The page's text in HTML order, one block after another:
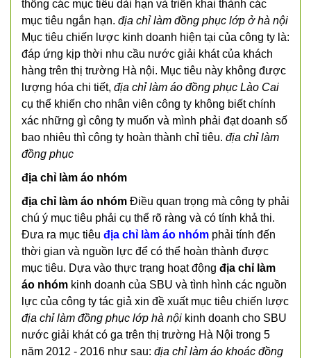
thống các mục tiêu dài hạn và triển khai thành các
mục tiêu ngắn hạn. địa chỉ làm đồng phục lớp ở hà nội
Mục tiêu chiến lược kinh doanh hiện tại của công ty là:
đáp ứng kịp thời nhu cầu nước giải khát của khách
hàng trên thị trường Hà nội. Mục tiêu này không được
lượng hóa chi tiết, địa chỉ làm áo đồng phục Lào Cai
cụ thể khiến cho nhân viên công ty không biết chính
xác những gì công ty muốn và mình phải đạt doanh số
bao nhiêu thì công ty hoàn thành chỉ tiêu. địa chỉ làm
đồng phục
địa chỉ làm áo nhóm
địa chỉ làm áo nhóm Điều quan trọng mà công ty phải
chú ý mục tiêu phải cụ thể rõ ràng và có tính khả thi.
Đưa ra mục tiêu địa chỉ làm áo nhóm phải tính đến
thời gian và nguồn lực để có thể hoàn thành được
mục tiêu. Dựa vào thực trạng hoạt động địa chỉ làm
áo nhóm kinh doanh của SBU và tình hình các nguồn
lực của công ty tác giả xin đề xuất mục tiêu chiến lược
địa chỉ làm đồng phục lớp hà nội kinh doanh cho SBU
nước giải khát có ga trên thị trường Hà Nội trong 5
năm 2012 - 2016 như sau: địa chỉ làm áo khoác đồng